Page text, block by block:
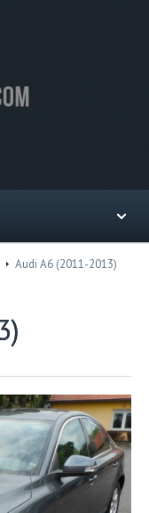
Audi A6 (2011-2013)